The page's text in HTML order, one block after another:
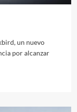
un nuevo
por alcanzar